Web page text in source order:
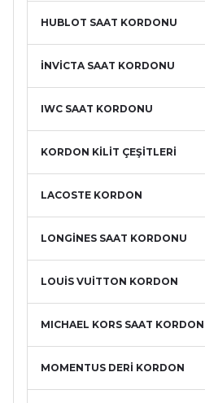
HUBLOT SAAT KORDONU
İNVİCTA SAAT KORDONU
IWC SAAT KORDONU
KORDON KİLİT ÇEŞİTLERİ
LACOSTE KORDON
LONGİNES SAAT KORDONU
LOUİS VUİTTON KORDON
MICHAEL KORS SAAT
MOMENTUS DERİ KORDON